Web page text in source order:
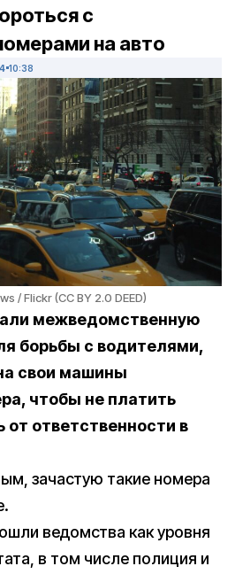
с
на авто
10:38
/ Flickr (CC BY 2.0 DEED)
межведомственную
борьбы с водителями,
свои машины
чтобы не платить
ответственности в
зачастую такие номера
ведомства как уровня
в том числе полиция и